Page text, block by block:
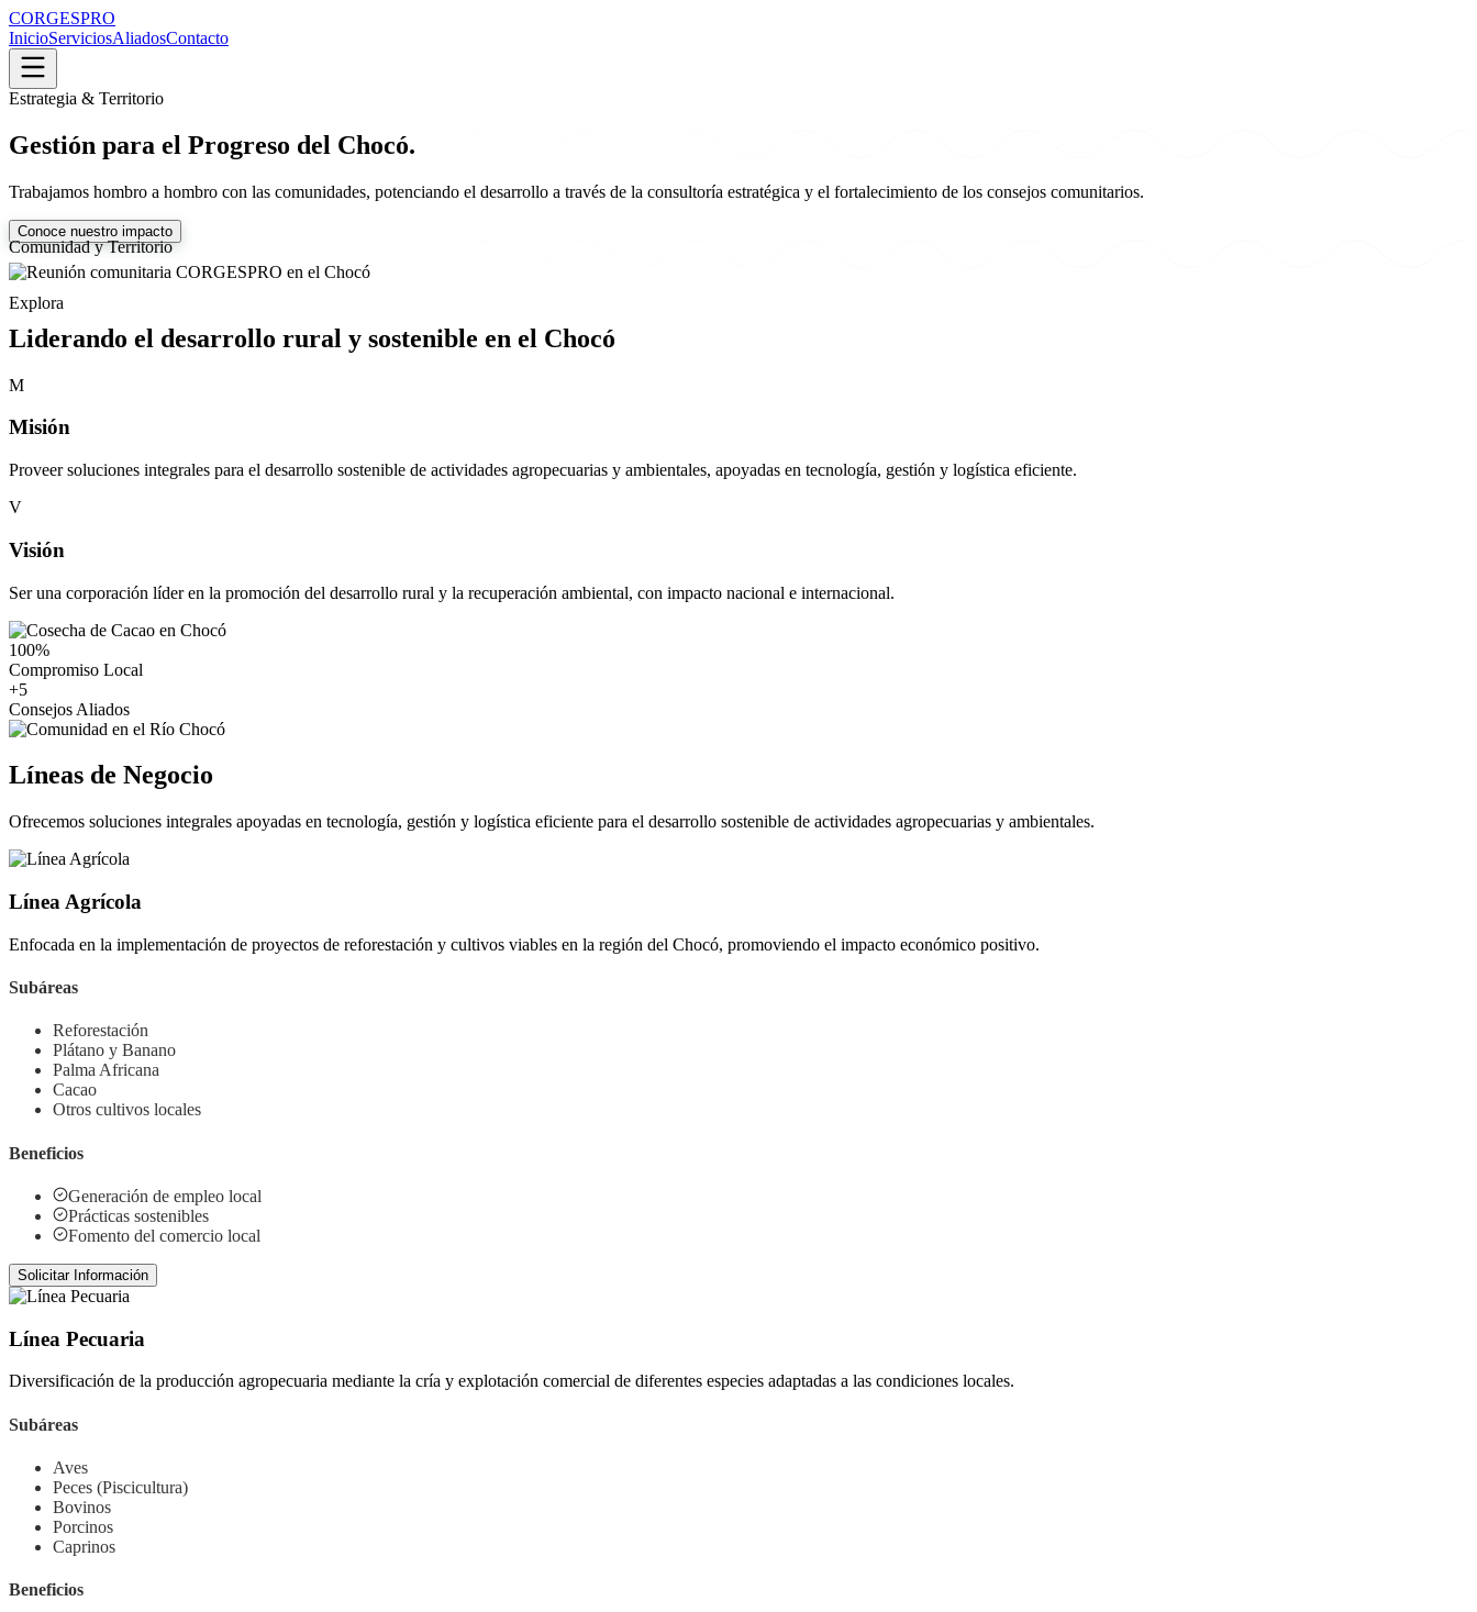
CORGESPRO
InicioServiciosAliadosContacto
Estrategia & Territorio
Gestión para el Progreso del Chocó.
Trabajamos hombro a hombro con las comunidades, potenciando el desarrollo a través de la consultoría estratégica y el fortalecimiento de los consejos comunitarios.
Conoce nuestro impacto
Comunidad y Territorio
Explora
Liderando el desarrollo rural y sostenible en el Chocó
M
Misión
Proveer soluciones integrales para el desarrollo sostenible de actividades agropecuarias y ambientales, apoyadas en tecnología, gestión y logística eficiente.
V
Visión
Ser una corporación líder en la promoción del desarrollo rural y la recuperación ambiental, con impacto nacional e internacional.
100%
Compromiso Local
+5
Consejos Aliados
Líneas de Negocio
Ofrecemos soluciones integrales apoyadas en tecnología, gestión y logística eficiente para el desarrollo sostenible de actividades agropecuarias y ambientales.
Línea Agrícola
Enfocada en la implementación de proyectos de reforestación y cultivos viables en la región del Chocó, promoviendo el impacto económico positivo.
Subáreas
Reforestación
Plátano y Banano
Palma Africana
Cacao
Otros cultivos locales
Beneficios
Generación de empleo local
Prácticas sostenibles
Fomento del comercio local
Solicitar Información
Línea Pecuaria
Diversificación de la producción agropecuaria mediante la cría y explotación comercial de diferentes especies adaptadas a las condiciones locales.
Subáreas
Aves
Peces (Piscicultura)
Bovinos
Porcinos
Caprinos
Beneficios